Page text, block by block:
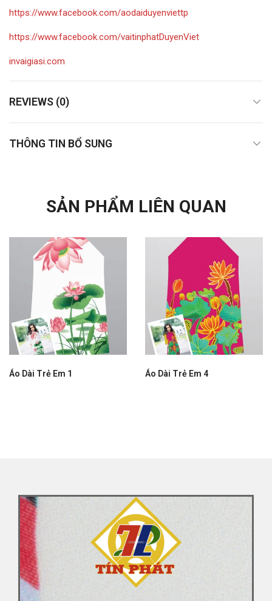
https://www.facebook.com/aodaiduyenviettp
https://www.facebook.com/vaitinphatDuyenViet
invaigiasi.com
REVIEWS (0)
THÔNG TIN BỔ SUNG
SẢN PHẨM LIÊN QUAN
Áo Dài Trẻ Em 1 Áo Dài Trẻ Em 4